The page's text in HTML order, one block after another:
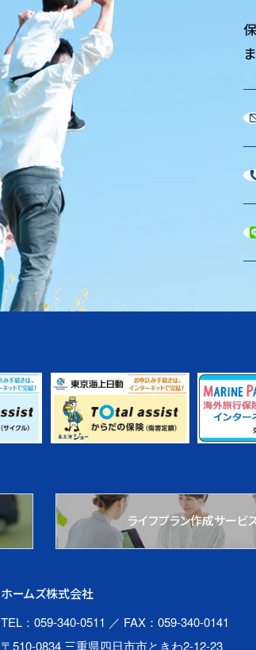
ライフプラン作成サービ
ホームズ株式会社
TEL：059-340-0511 ／ FAX：059-340-0141
〒510-0834 三重県四日市市ときわ2-12-23